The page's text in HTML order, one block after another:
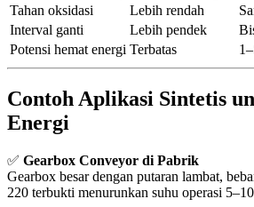
Tahan oksidasi
Lebih rendah
Interval ganti
Lebih pendek
Potensi hemat energi Terbatas
Contoh Aplikasi Sintetis
Energi
✅ Gearbox Conveyor di Pabrik
Gearbox besar dengan putaran lambat,
220 terbukti menurunkan suhu operasi